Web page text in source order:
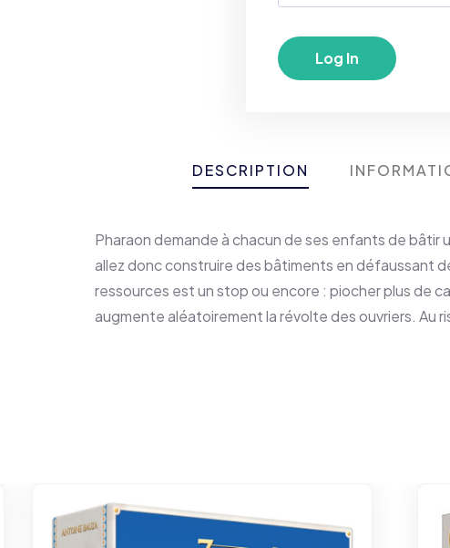
DESCRIPTION
Pharaon demande à chacun de ses enfants de bâtir
allez donc construire des bâtiments en défaussant
ressources est un stop ou encore : piocher plus de
augmente aléatoirement la révolte des ouvriers. Au